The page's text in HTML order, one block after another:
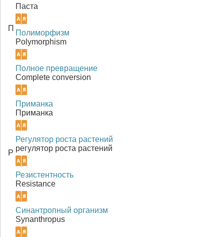
П
Паста
Полиморфизм
Polymorphism
Полное превращение
Complete conversion
Приманка
Приманка
Р
Регулятор роста растений
регулятор роста растений
Резистентность
Resistance
Синантропный организм
Synanthropus